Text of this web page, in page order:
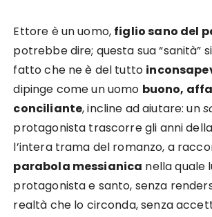
Ettore è un uomo, figlio sano del
potrebbe dire; questa sua “sanità”
fatto che ne è del tutto
dipinge come un uomo buono,
conciliante, incline ad aiutare: un
protagonista trascorre gli anni
l’intera trama del romanzo, a
parabola messianica nella quale
protagonista e santo, senza
realtà che lo circonda, senza